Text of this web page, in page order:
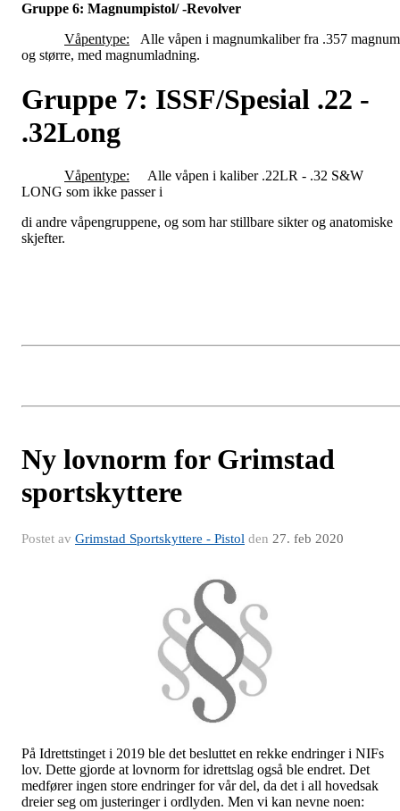
Gruppe 6: Magnumpistol/ -Revolver
Våpentype: Alle våpen i magnumkaliber fra .357 magnum
og større, med magnumladning.
Gruppe 7: ISSF/Spesial .22 -
.32Long
Våpentype: Alle våpen i kaliber .22LR - .32 S&W
LONG som ikke passer i
di andre våpengruppene, og som har stillbare sikter og anatomiske
skjefter.
Ny lovnorm for Grimstad
sportskyttere
Postet av Grimstad Sportskyttere - Pistol den 27. feb 2020
På Idrettstinget i 2019 ble det besluttet en rekke endringer i NIFs
lov. Dette gjorde at lovnorm for idrettslag også ble endret. Det
medfører ingen store endringer for vår del, da det i all hovedsak
dreier seg om justeringer i ordlyden. Men vi kan nevne noen: